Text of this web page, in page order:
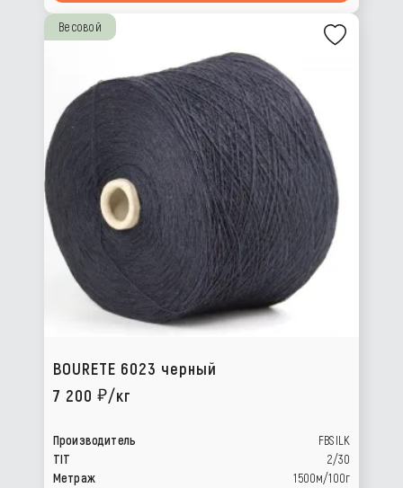
Весовой
BOURETE 6023 черный
7 200
/кг
Производитель
FBSILK
TIT
2/30
Метраж
1500м/100г